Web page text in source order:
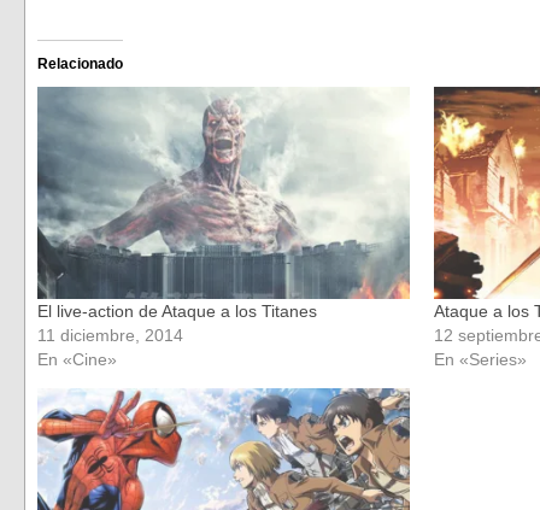
Facebook
(Se
abre
en
ventana
en
ventana
nueva)
Relacionado
El live-action de Ataque a los Titanes
11 diciembre, 2014
En «Cine»
Ataque a los
12
En «Series»